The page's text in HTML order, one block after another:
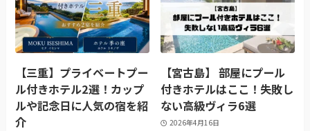
【三重】プライベートプー
ル付きホテル2選！カップ
ルや記念日に人気の宿を紹
介
【宮古島】 部屋にプール
付きホテルはここ！失敗し
ない高級ヴィラ6選
2026年4月16日